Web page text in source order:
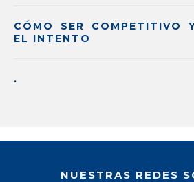
CÓMO SER COMPETITIVO
EL INTENTO
.
NUESTRAS REDES